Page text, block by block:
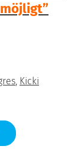
, Kicki